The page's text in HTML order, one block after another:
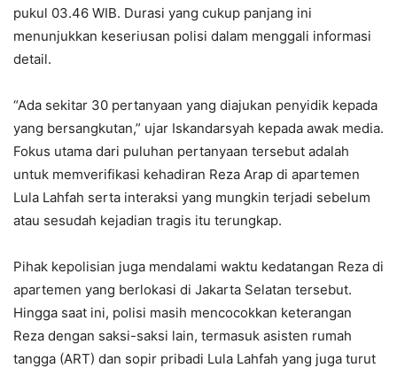
pukul 03.46 WIB. Durasi yang cukup panjang ini
menunjukkan keseriusan polisi dalam menggali informasi
detail.
“Ada sekitar 30 pertanyaan yang diajukan penyidik kepada
yang bersangkutan,” ujar Iskandarsyah kepada awak media.
Fokus utama dari puluhan pertanyaan tersebut adalah
untuk memverifikasi kehadiran Reza Arap di apartemen
Lula Lahfah serta interaksi yang mungkin terjadi sebelum
atau sesudah kejadian tragis itu terungkap.
Pihak kepolisian juga mendalami waktu kedatangan Reza di
apartemen yang berlokasi di Jakarta Selatan tersebut.
Hingga saat ini, polisi masih mencocokkan keterangan
Reza dengan saksi-saksi lain, termasuk asisten rumah
tangga (ART) dan sopir pribadi Lula Lahfah yang juga turut